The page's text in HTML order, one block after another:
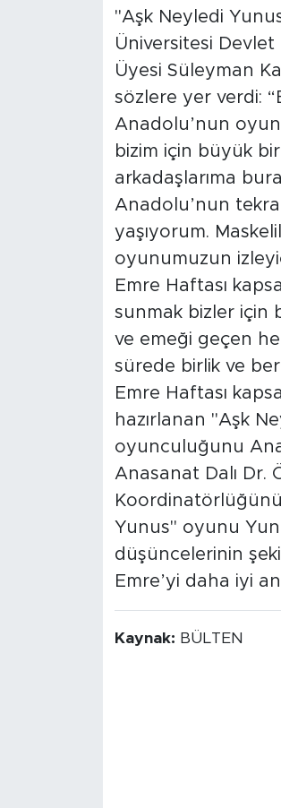
"Aşk Neyledi
Üniversitesi
Üyesi Süleyman
sözlere yer verdi:
Anadolu’nun
bizim için büyük
arkadaşlarıma
Anadolu’nun
yaşıyorum.
oyunumuzun
Emre Haftası
sunmak bizler için
ve emeği geçen
sürede birlik ve
Emre Haftası
hazırlanan "Aşk
oyunculuğunu
Anasanat Dalı Dr.
Koordinatörlüğünü
Yunus" oyunu
düşüncelerinin
Emre’yi daha iyi
Kaynak: BÜLTEN